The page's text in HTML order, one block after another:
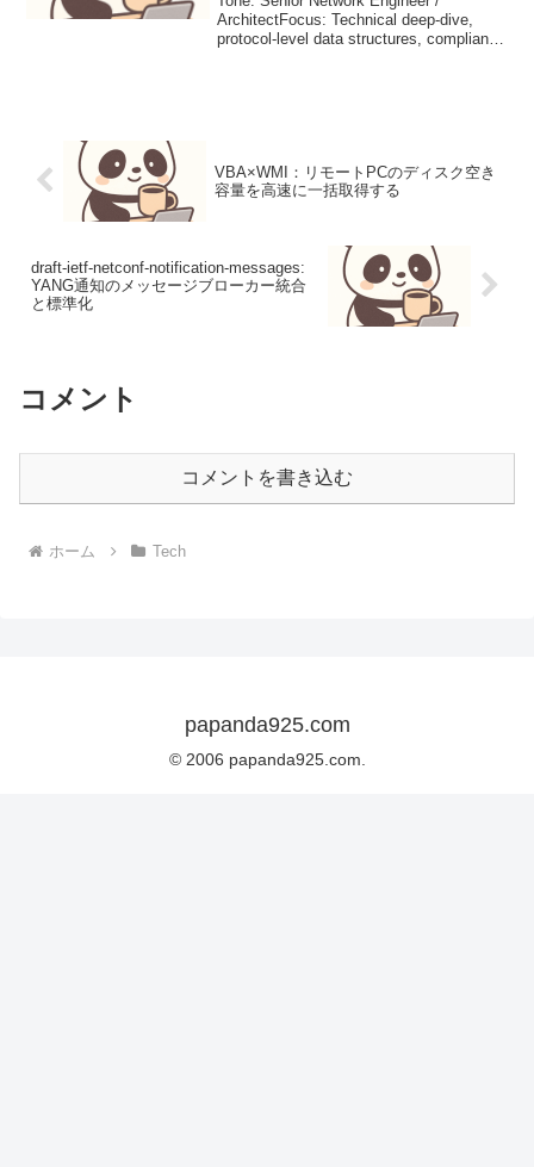
ArchitectFocus: Technical deep-dive,
protocol-level data structures, compliance
VBA×WMI：リモートPCのディスク空き
容量を高速に一括取得する
draft-ietf-netconf-notification-messages:
YANG通知のメッセージブローカー統合
と標準化
コメント
コメントを書き込む
ホーム Tech
papanda925.com
© 2006 papanda925.com.